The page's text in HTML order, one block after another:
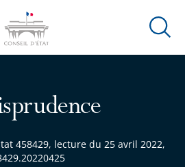
Ouvrir
458429, lecture du 25 avril 2022,